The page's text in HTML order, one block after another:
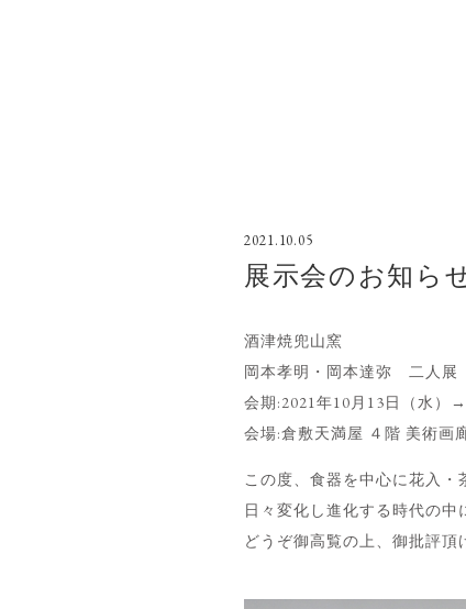
2021.10.05
展示会のお知ら
酒津焼兜山窯
岡本孝明・岡本達弥 二人展
会期:2021年10月13日（水
会場:倉敷天満屋 ４階 美術画
この度、食器を中心に花入・
日々変化し進化する時代の中
どうぞ御高覧の上、